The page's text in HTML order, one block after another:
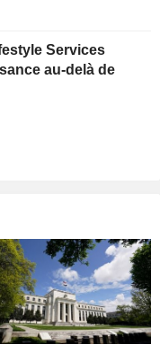
Services
au-delà de